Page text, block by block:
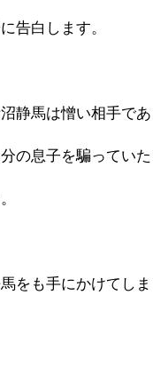
告白します。
静馬は憎い相手であ
の息子を騙っていた
をも手にかけてしま